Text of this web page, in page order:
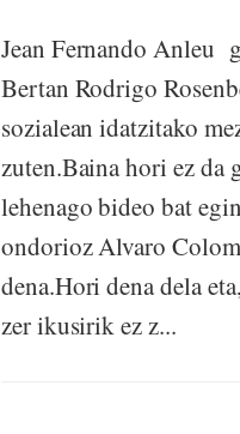
Jean Fernando Anleu
Bertan Rodrigo
sozialean idatzitako
zuten.Baina hori ez da
lehenago bideo bat
ondorioz Alvaro
dena.Hori dena dela
zer ikusirik ez z...